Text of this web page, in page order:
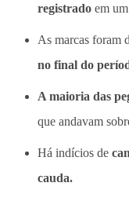
registrado em
As marcas foram
no final do
A maioria das
que andavam
Há indícios de
cauda.